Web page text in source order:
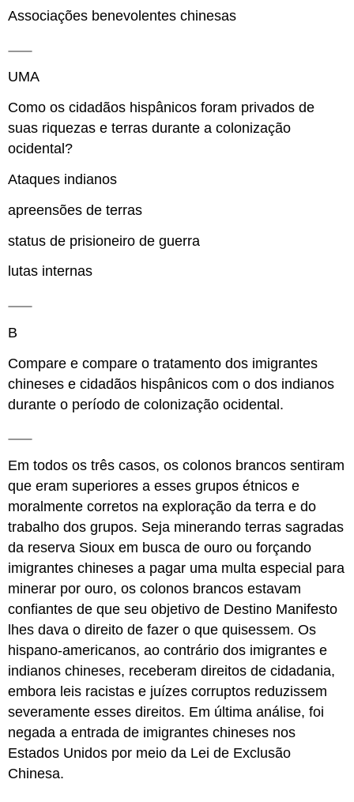
Associações benevolentes chinesas
UMA
Como os cidadãos hispânicos foram privados de
suas riquezas e terras durante a colonização
ocidental?
Ataques indianos
apreensões de terras
status de prisioneiro de guerra
lutas internas
B
Compare e compare o tratamento dos imigrantes
chineses e cidadãos hispânicos com o dos indianos
durante o período de colonização ocidental.
Em todos os três casos, os colonos brancos sentiram
que eram superiores a esses grupos étnicos e
moralmente corretos na exploração da terra e do
trabalho dos grupos. Seja minerando terras sagradas
da reserva Sioux em busca de ouro ou forçando
imigrantes chineses a pagar uma multa especial para
minerar por ouro, os colonos brancos estavam
confiantes de que seu objetivo de Destino Manifesto
lhes dava o direito de fazer o que quisessem. Os
hispano-americanos, ao contrário dos imigrantes e
indianos chineses, receberam direitos de cidadania,
embora leis racistas e juízes corruptos reduzissem
severamente esses direitos. Em última análise, foi
negada a entrada de imigrantes chineses nos
Estados Unidos por meio da Lei de Exclusão
Chinesa.